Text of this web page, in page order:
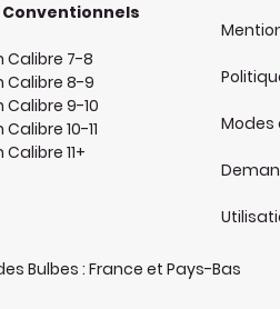
Calibre 7-8
Calibre 8-9
Calibre 9-10
10-11
11+
Bulbes : France et Pays-Bas
Modes